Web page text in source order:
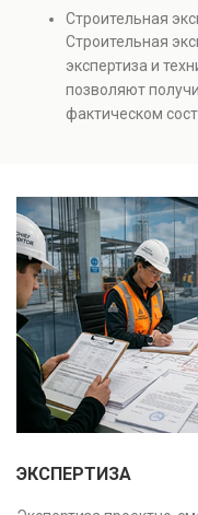
инженерных
и нарушений.
качества
оценки рисков и
Результатом
Строительная
Строительная
экспертиза и
позволяют
фактическом
качества
оценки рисков и
Результатом
заключение,
ЭКСПЕРТИЗА